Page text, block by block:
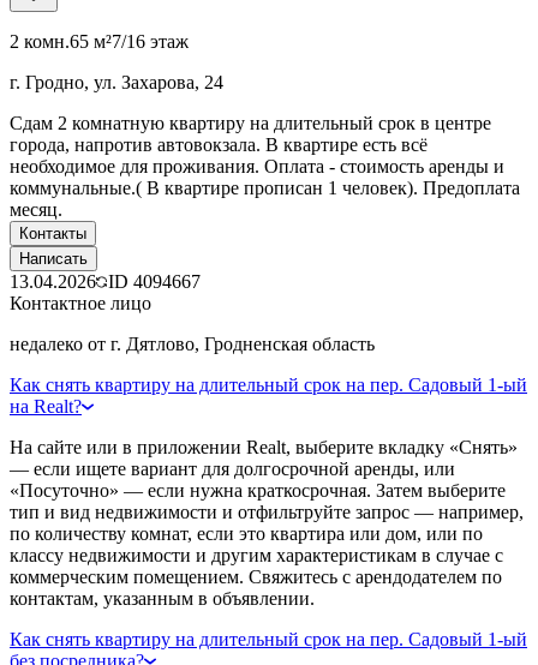
2 комн.65 м²7/16 этаж
г. Гродно, ул. Захарова, 24
Сдам 2 комнатную квартиру на длительный срок в центре
города, напротив автовокзала. В квартире есть всё
необходимое для проживания. Оплата - стоимость аренды и
коммунальные.( В квартире прописан 1 человек). Предоплата
месяц.
Контакты
Написать
13.04.2026 ID 4094667
Контактное лицо
недалеко от г. Дятлово, Гродненская область
Как снять квартиру на длительный срок на пер. Садовый 1-ый
на Realt?
На сайте или в приложении Realt, выберите вкладку «Снять»
— если ищете вариант для долгосрочной аренды, или
«Посуточно» — если нужна краткосрочная. Затем выберите
тип и вид недвижимости и отфильтруйте запрос — например,
по количеству комнат, если это квартира или дом, или по
классу недвижимости и другим характеристикам в случае с
коммерческим помещением. Свяжитесь с арендодателем по
контактам, указанным в объявлении.
Как снять квартиру на длительный срок на пер. Садовый 1-ый
без посредника?